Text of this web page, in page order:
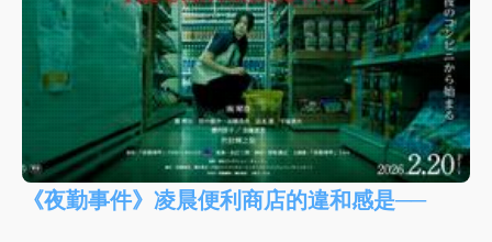
《夜勤事件》凌晨便利商店的違和感是──